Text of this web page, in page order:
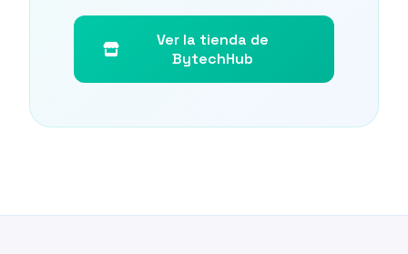
Ver la tienda de
BytechHub